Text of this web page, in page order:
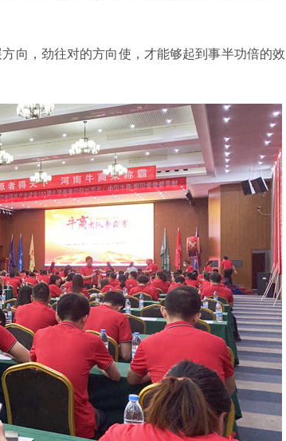
向，劲往对的方向使，才能够起到事半功倍的效